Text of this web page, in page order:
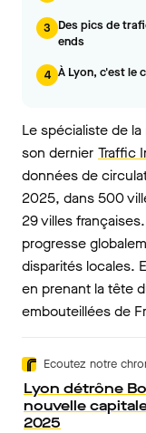
3 Des pics de
ends
4 À Lyon, c'est le
Le spécialiste de
son dernier Traffic
données de
2025, dans 500
29 villes
progresse
disparités locales.
en prenant la tête
embouteillées de
Ecoutez notre
Lyon détrône
nouvelle
2025